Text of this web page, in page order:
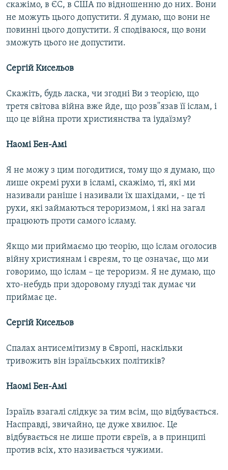
скажімо, в ЄС, в США по відношенню до них. Вони
не можуть цього допустити. Я думаю, що вони не
повинні цього допустити. Я сподіваюся, що вони
зможуть цього не допустити.
Сергій Кисельов
Скажіть, будь ласка, чи згодні Ви з теорією, що
третя світова війна вже йде, що розв''язав її іслам, і
що це війна проти християнства та іудаїзму?
Наомі Бен-Амі
Я не можу з цим погодитися, тому що я думаю, що
лише окремі рухи в ісламі, скажімо, ті, які ми
називали раніше і називали їх шахідами, - це ті
рухи, які займаються тероризмом, і які на загал
працюють проти самого ісламу.
Якщо ми приймаємо цю теорію, що іслам оголосив
війну християнам і євреям, то це означає, що ми
говоримо, що іслам – це тероризм. Я не думаю, що
хто-небудь при здоровому глузді так думає чи
приймає це.
Сергій Кисельов
Спалах антисемітизму в Європі, наскільки
тривожить він ізраїльських політиків?
Наомі Бен-Амі
Ізраїль взагалі слідкує за тим всім, що відбувається.
Насправді, звичайно, це дуже хвилює. Це
відбувається не лише проти євреїв, а в принципі
против всіх, хто називається чужими.